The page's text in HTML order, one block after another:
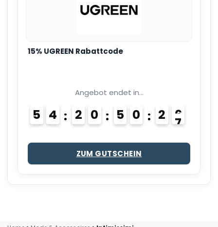
15% UGREEN Rabattcode
Angebot endet in...
5 4 2 0 5 0 2 6
ZUM GUTSCHEIN